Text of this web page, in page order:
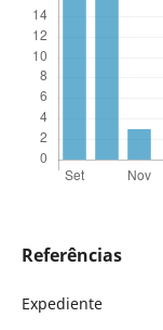
Referências
Expediente